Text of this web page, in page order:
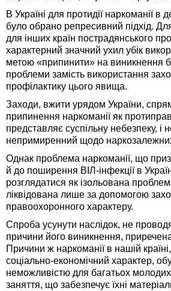
В Україні для протидії наркоманії в
було обрано репресивний підхід. Для
для інших країн пострадянського
характерний значний ухил убік
метою «припинити» на виникнення
проблеми замість використання
профілактику цього явища.
Заходи, вжити урядом України,
припинення наркоманії як
представляє суспільну небезпеку, і
непримиренний щодо
Однак проблема наркоманії, що
й до поширення ВІЛ-інфекції в
розглядатися як ізольована
ліквідована лише за допомогою
правоохоронного характеру.
Спроба усунути наслідок, не
причини його виникнення,
Причини ж наркоманії в нашій
соціально-економічний характер,
неможливістю для багатьох
заняття, що забезпечує їхні